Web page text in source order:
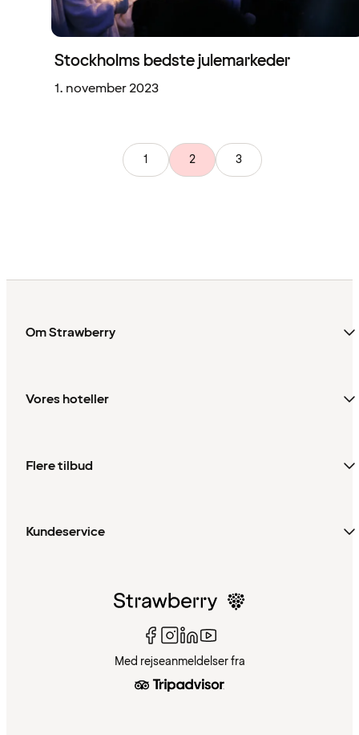
Stockholms bedste julemarkeder
1. november 2023
1 2 3
Om Strawberry
Vores hoteller
Flere tilbud
Kundeservice
Med rejseanmeldelser fra